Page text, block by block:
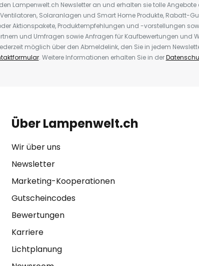
Lampenwelt.ch Newsletter an und erhalten sie tolle
Solaranlagen und Smart Home Produkte, Rabatt-
Aktionspakete, Produktempfehlungen und -vorstellungen
und Umfragen sowie Anfragen für Kaufbewertungen und
möglich über den Abmeldelink, den Sie in jedem
. Weitere Informationen erhalten Sie in der
Über Lampenwelt.ch
Wir über uns
Newsletter
Marketing-Kooperationen
Gutscheincodes
Bewertungen
Karriere
Lichtplanung